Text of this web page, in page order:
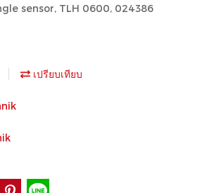
sensor, TLH 0600, 024386
เปรียบเทียบ